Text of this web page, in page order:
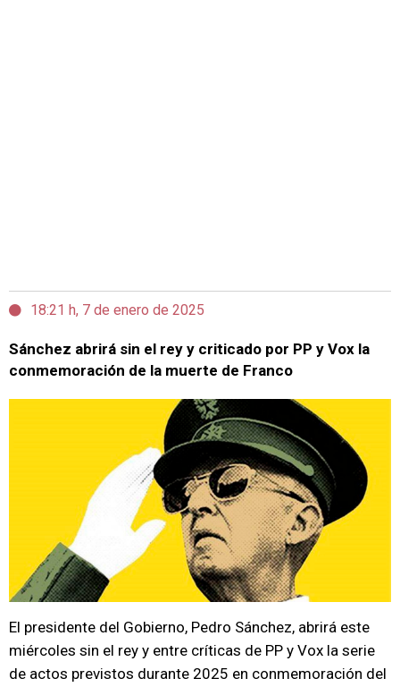
18:21 h, 7 de enero de 2025
Sánchez abrirá sin el rey y criticado por PP y Vox la
conmemoración de la muerte de Franco
El presidente del Gobierno, Pedro Sánchez, abrirá este
miércoles sin el rey y entre críticas de PP y Vox la serie
de actos previstos durante 2025 en conmemoración del